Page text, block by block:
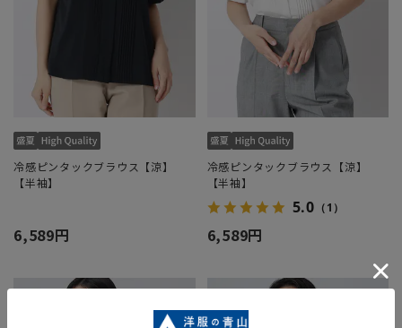
冷感ピンタックブラウス【涼】
【半袖】
6,589円
冷感ピンタックブラウス【涼】
【半袖】
5.0 （1）
6,589円